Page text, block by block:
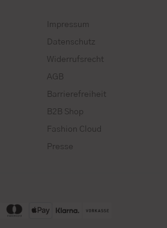
Impressum
Datenschutz
Widerrufsrecht
AGB
Barrierefreiheit
B2B Shop
Fashion Cloud
Presse